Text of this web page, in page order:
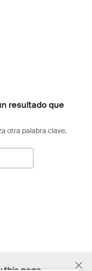
resultado que
otra palabra clave.